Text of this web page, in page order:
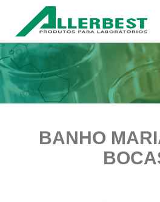
BANHO